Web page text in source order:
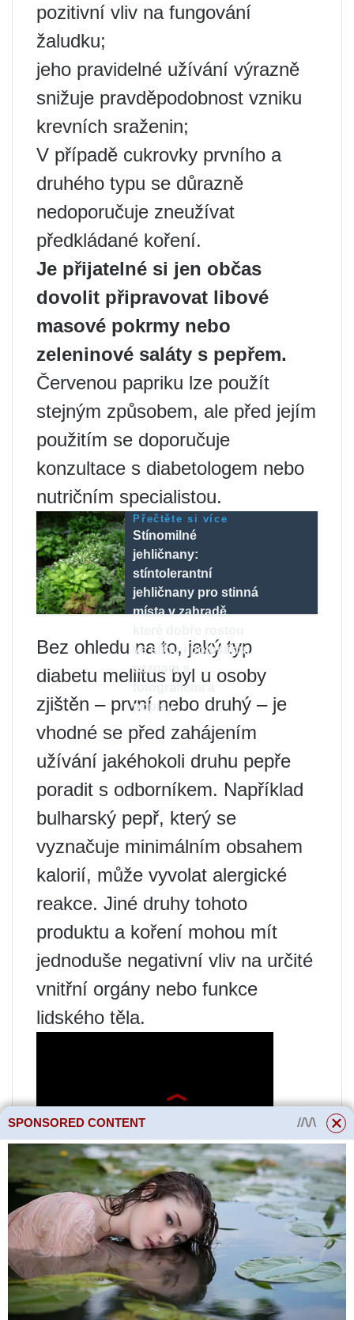
pozitivní vliv na fungování
žaludku;
jeho pravidelné užívání výrazně
snižuje pravděpodobnost vzniku
krevních sraženin;
V případě cukrovky prvního a
druhého typu se důrazně
nedoporučuje zneužívat
předkládané koření.
Je přijatelné si jen občas
dovolit připravovat libové
masové pokrmy nebo
zeleninové saláty s pepřem.
Červenou papriku lze použít
stejným způsobem, ale před jejím
použitím se doporučuje
konzultace s diabetologem nebo
nutričním specialistou.
Přečtěte si více
Stínomilné
jehličnany:
stíntolerantní
jehličnany pro stinná
místa v zahradě,
ve stínu i polostínu,
seznam s
fotografiemi a
popisy
Bez ohledu na to, jaký typ
diabetu mellitus byl u osoby
zjištěn – první nebo druhý – je
vhodné se před zahájením
užívání jakéhokoli druhu pepře
poradit s odborníkem. Například
bulharský pepř, který se
vyznačuje minimálním obsahem
kalorií, může vyvolat alergické
reakce. Jiné druhy tohoto
produktu a koření mohou mít
jednoduše negativní vliv na určité
vnitřní orgány nebo funkce
lidského těla.
Diabetes mellitus je chronické
onemocnění spojené s poruchou
metabolismu glukózy v těle.
Pacienti s diagnózou diabetes
mellitus musí sledovat svůj
jídelníček a kontrolovat příjem
SPONSORED CONTENT